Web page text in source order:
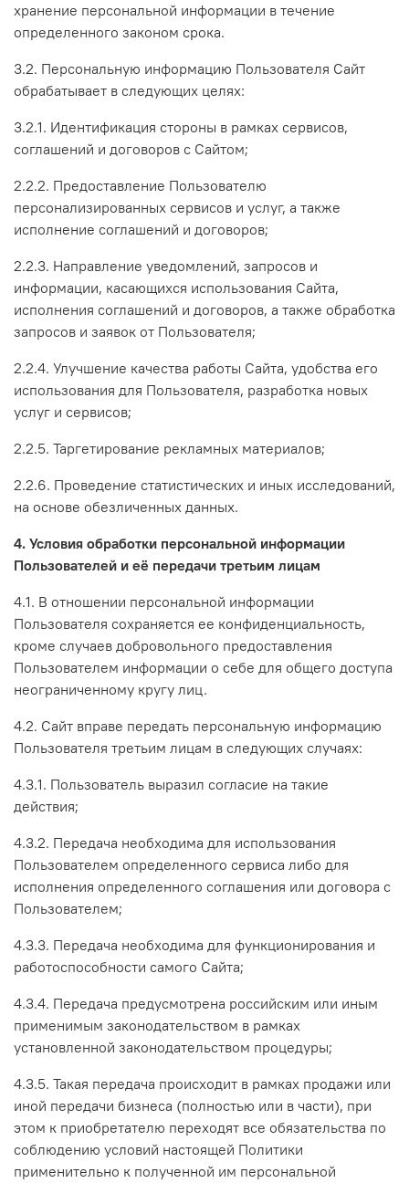
хранение персональной информации в течение
определенного законом срока.
3.2. Персональную информацию Пользователя Сайт
обрабатывает в следующих целях:
3.2.1. Идентификация стороны в рамках сервисов,
соглашений и договоров с Сайтом;
2.2.2. Предоставление Пользователю
персонализированных сервисов и услуг, а также
исполнение соглашений и договоров;
2.2.3. Направление уведомлений, запросов и
информации, касающихся использования Сайта,
исполнения соглашений и договоров, а также обработка
запросов и заявок от Пользователя;
2.2.4. Улучшение качества работы Сайта, удобства его
использования для Пользователя, разработка новых
услуг и сервисов;
2.2.5. Таргетирование рекламных материалов;
2.2.6. Проведение статистических и иных исследований,
на основе обезличенных данных.
4. Условия обработки персональной информации
Пользователей и её передачи третьим лицам
4.1. В отношении персональной информации
Пользователя сохраняется ее конфиденциальность,
кроме случаев добровольного предоставления
Пользователем информации о себе для общего доступа
неограниченному кругу лиц.
4.2. Сайт вправе передать персональную информацию
Пользователя третьим лицам в следующих случаях:
4.3.1. Пользователь выразил согласие на такие
действия;
4.3.2. Передача необходима для использования
Пользователем определенного сервиса либо для
исполнения определенного соглашения или договора с
Пользователем;
4.3.3. Передача необходима для функционирования и
работоспособности самого Сайта;
4.3.4. Передача предусмотрена российским или иным
применимым законодательством в рамках
установленной законодательством процедуры;
4.3.5. Такая передача происходит в рамках продажи или
иной передачи бизнеса (полностью или в части), при
этом к приобретателю переходят все обязательства по
соблюдению условий настоящей Политики
применительно к полученной им персональной